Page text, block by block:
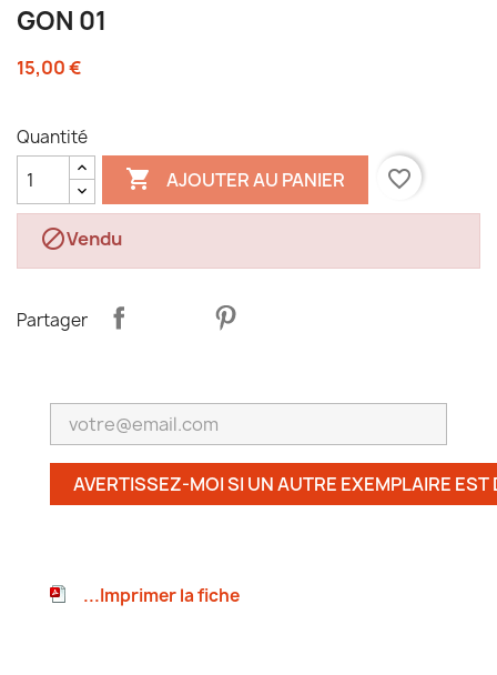
GON 01
15,00 €
Quantité
 AJOUTER AU PANIER favorite_border
Vendu
Partager
AVERTISSEZ-MOI SI UN AUTRE EXEMPLAIRE EST
...Imprimer la fiche